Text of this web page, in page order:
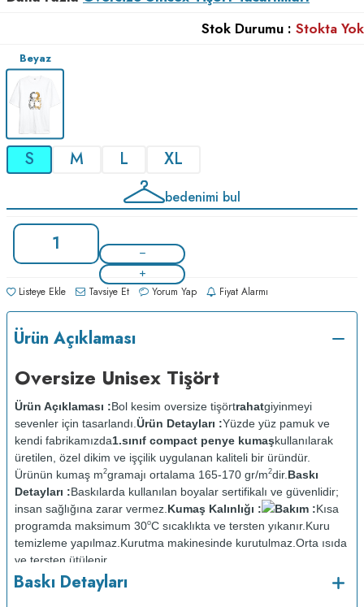
Stok Durumu : Stokta Yok
Beyaz
S M L XL
bedenimi bul
Listeye Ekle Tavsiye Et Yorum Yap Fiyat Alarmı
Ürün Açıklaması
Oversize Unisex Tişört
Ürün Açıklaması :Bol kesim oversize tişörtrahatgiyinmeyi
sevenler için tasarlandı. Ürün Detayları :Yüzde yüz pamuk ve
kendi fabrikamızda1.sınıf compact penye kumaşkullanılarak
üretilen, özel dikim ve işçilik uygulanan kaliteli bir üründür.
Ürünün kumaş m2gramajı ortalama 165-170 gr/m2dir. Baskı
Detayları :Baskılarda kullanılan boyalar sertifikalı ve güvenlidir;
insan sağlığına zarar vermez. Kumaş Kalınlığı : Bakım :Kısa
programda maksimum 30oC sıcaklıkta ve tersten yıkanır. Kuru
temizleme yapılmaz. Kurutma makinesinde kurutulmaz. Orta ısıda
ve tersten ütülenir.
Baskı Detayları